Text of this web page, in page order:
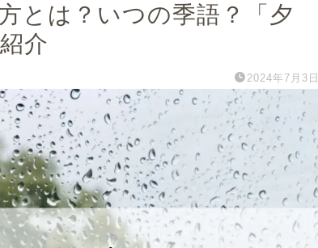
とは？いつの季語？「夕
介
2024年7月3日